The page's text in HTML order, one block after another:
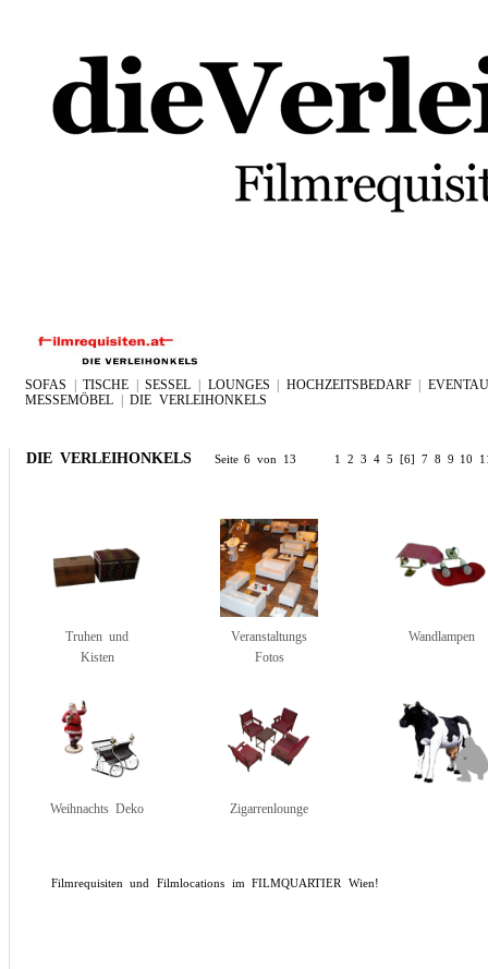
SOFAS |TISCHE |SESSEL LOUNGES HOCHZEITSBEDARF|
MESSEMÖBEL |DIE VERLEIHONKELS
DIE VERLEIHONKELS Seite 6 von 13 1 2 3 4 5 [6] 7 8 9 10
Truhen und
Kisten
Veranstaltungs
Fotos
Wandlampen
Weihnachts Deko Zigarrenlounge
Filmrequisiten und Filmlocations im FILMQUARTIER Wien!